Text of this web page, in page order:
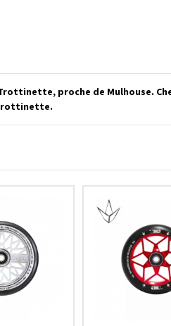
proche de Mulhouse.